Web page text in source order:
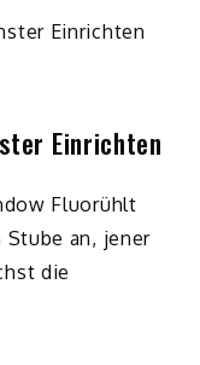
Einrichten
Fluorühlt
an, jener
die